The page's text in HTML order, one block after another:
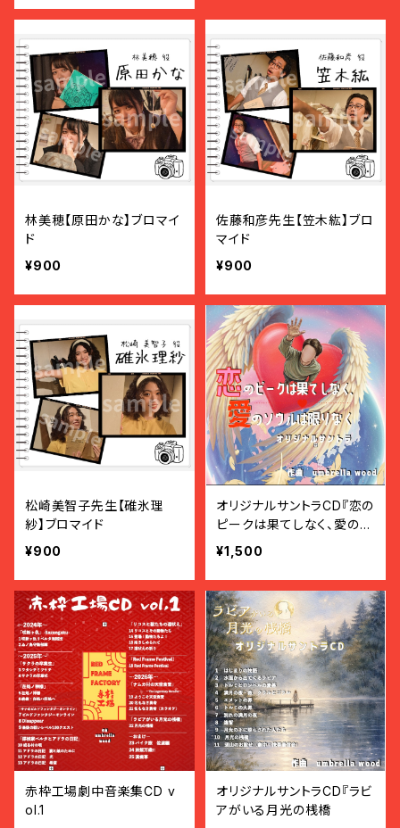
林美穂【原田かな】ブロマイ
ド
¥900
佐藤和彦先生【笠木紘】ブロ
マイド
¥900
松崎美智子先生【碓氷理
紗】ブロマイド
¥900
オリジナルサントラCD『恋の
ピークは果てしなく、愛のソ
ウルは限りなく」
¥1,500
赤枠工場劇中音楽集CD v
ol.1
オリジナルサントラCD『ラビ
アがいる月光の桟橋